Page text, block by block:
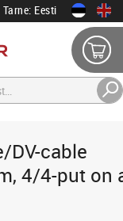
Tarne: Eesti
DV-cable
4/4-put on